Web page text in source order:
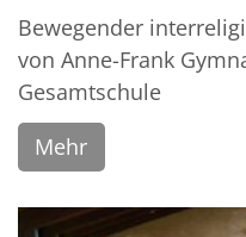
Bewegender
von Anne-Frank
Gesamtschule
Mehr